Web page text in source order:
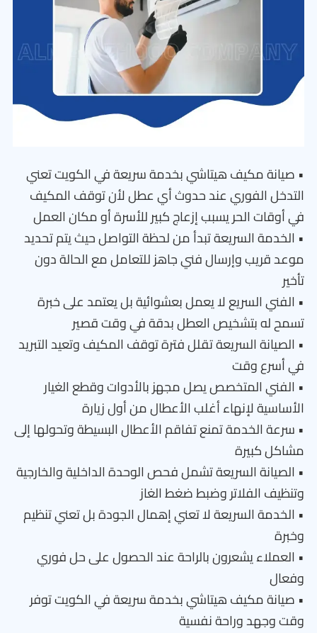
• صيانة مكيف هيتاشي بخدمة سريعة في الكويت تعني
التدخل الفوري عند حدوث أي عطل لأن توقف المكيف
في أوقات الحر يسبب إزعاج كبير للأسرة أو مكان العمل
• الخدمة السريعة تبدأ من لحظة التواصل حيث يتم تحديد
موعد قريب وإرسال فني جاهز للتعامل مع الحالة دون
تأخير
• الفني السريع لا يعمل بعشوائية بل يعتمد على خبرة
تسمح له بتشخيص العطل بدقة في وقت قصير
• الصيانة السريعة تقلل فترة توقف المكيف وتعيد التبريد
في أسرع وقت
• الفني المتخصص يصل مجهز بالأدوات وقطع الغيار
الأساسية لإنهاء أغلب الأعطال من أول زيارة
• سرعة الخدمة تمنع تفاقم الأعطال البسيطة وتحولها إلى
مشاكل كبيرة
• الصيانة السريعة تشمل فحص الوحدة الداخلية والخارجية
وتنظيف الفلاتر وضبط ضغط الغاز
• الخدمة السريعة لا تعني إهمال الجودة بل تعني تنظيم
وخبرة
• العملاء يشعرون بالراحة عند الحصول على حل فوري
وفعال
• صيانة مكيف هيتاشي بخدمة سريعة في الكويت توفر
وقت وجهد وراحة نفسية